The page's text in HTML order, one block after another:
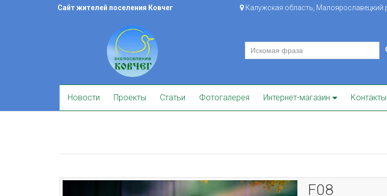
Skip
Сайт жителей поселения Ковчег Калужская область, Малоярославецкий
content
Новости Проекты Статьи Фотогалерея Интернет-магазин Контакты
F08